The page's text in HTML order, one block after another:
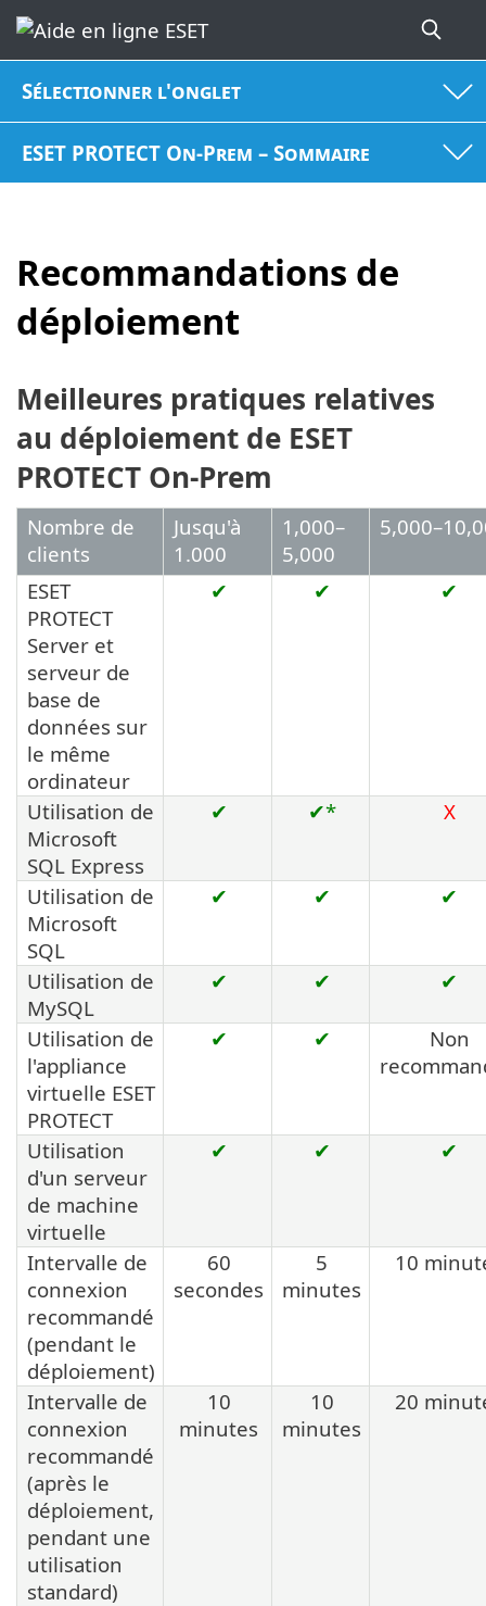
Sélectionner l'onglet
ESET PROTECT On-Prem – Sommaire
Recommandations de
déploiement
Meilleures pratiques relatives
au déploiement de ESET
PROTECT On-Prem
Nombre de
clients
Jusqu'à
1.000
1,000–
5,000
ESET
PROTECT
Server et
serveur de
base de
données sur
le même
ordinateur
✔ ✔ ✔
Utilisation de
Microsoft
SQL Express
✔ ✔* X
Utilisation de
Microsoft
SQL
✔ ✔ ✔
Utilisation de
MySQL
✔ ✔ ✔
Utilisation de
l'appliance
virtuelle ESET
PROTECT
✔ ✔
Non
Utilisation
d'un serveur
de machine
virtuelle
✔ ✔ ✔
Intervalle de
connexion
recommandé
(pendant le
déploiement)
60
secondes
5
minutes
10
Intervalle de
connexion
recommandé
(après le
déploiement,
pendant une
utilisation
standard)
10
minutes
10
minutes
20